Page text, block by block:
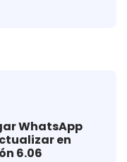
WhatsApp
en
6.06